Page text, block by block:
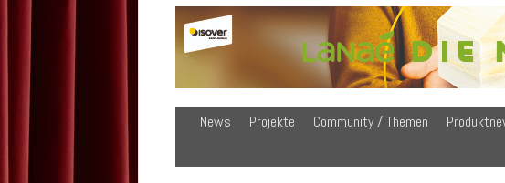
News Projekte Community / Themen